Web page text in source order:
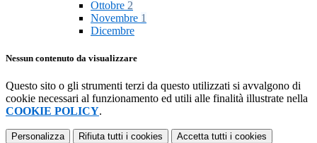
Ottobre 2
Novembre 1
Dicembre
Nessun contenuto da visualizzare
Questo sito o gli strumenti terzi da questo utilizzati si avvalgono di
cookie necessari al funzionamento ed utili alle finalità illustrate nella
COOKIE POLICY.
Personalizza Rifiuta tutti i cookies Accetta tutti i cookies